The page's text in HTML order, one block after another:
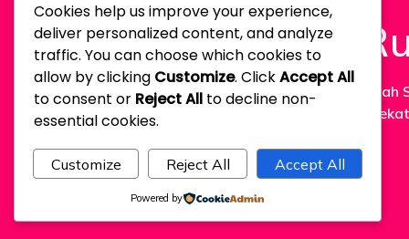
Miliki Rumah
strategis
Cookies help us improve your experience,
deliver personalized content, and analyze
traffic. You can choose which cookies to
allow by clicking Customize. ClickAccept All
to consent or Reject All to decline non-
essential cookies.
Customize Reject All Accept All
Powered by